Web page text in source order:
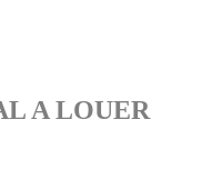
A LOUER